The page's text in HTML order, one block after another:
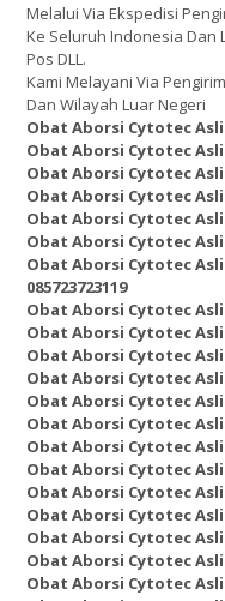
Melalui Via Ekspedisi
Ke Seluruh Indonesia Dan
Pos DLL.
Kami Melayani Via
Dan Wilayah Luar Negeri
Obat Aborsi Cytotec Asli
Obat Aborsi Cytotec Asli
Obat Aborsi Cytotec Asli
Obat Aborsi Cytotec Asli
Obat Aborsi Cytotec Asli
Obat Aborsi Cytotec Asli
Obat Aborsi Cytotec
085723723119
Obat Aborsi Cytotec Asli
Obat Aborsi Cytotec Asli
Obat Aborsi Cytotec Asli
Obat Aborsi Cytotec Asli
Obat Aborsi Cytotec Asli
Obat Aborsi Cytotec Asli
Obat Aborsi Cytotec Asli
Obat Aborsi Cytotec Asli
Obat Aborsi Cytotec Asli
Obat Aborsi Cytotec Asli
Obat Aborsi Cytotec Asli
Obat Aborsi Cytotec Asli
Obat Aborsi Cytotec Asli